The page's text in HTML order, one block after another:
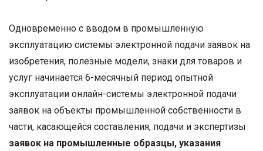
Одновременно с вводом в промышленную
эксплуатацию системы электронной подачи заявок на
изобретения, полезные модели, знаки для товаров и
услуг начинается 6-месячный период опытной
эксплуатации онлайн-системы электронной подачи
заявок на объекты промышленной собственности в
части, касающейся составления, подачи и экспертизы
заявок на промышленные образцы, указания